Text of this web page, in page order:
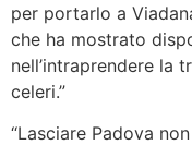
per portarlo a
che ha mostrato
nell’intraprendere la
celeri.”
“Lasciare Padova